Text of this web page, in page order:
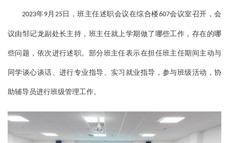
2023年9月 25日，班主任述职会议在综合楼607会议室召开，会
议由邹记龙副处长主持，班主任就上学期做了哪些工作，存在的哪
些问题，依次进行述职。部分班主任表示在担任班主任期间主动与
同学谈心谈话、进行专业指导、实习就业指导，参与班级活动，协
助辅导员进行班级管理工作。